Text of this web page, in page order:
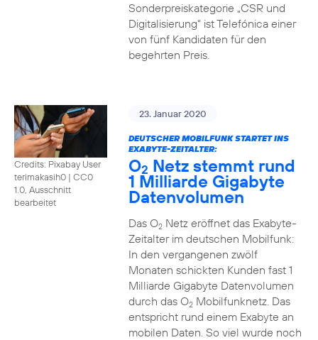
Sonderpreiskategorie „CSR und
Digitalisierung“ ist Telefónica einer
von fünf Kandidaten für den
begehrten Preis.
Credits: Pixabay User
terimakasih0 | CC0
1.0, Ausschnitt
bearbeitet
23. Januar 2020
DEUTSCHER MOBILFUNK STARTET INS
EXABYTE-ZEITALTER:
O2 Netz stemmt rund
1 Milliarde Gigabyte
Datenvolumen
Das O2Netz eröffnet das Exabyte-
Zeitalter im deutschen Mobilfunk:
In den vergangenen zwölf
Monaten schickten Kunden fast 1
Milliarde Gigabyte Datenvolumen
durch das O2Mobilfunknetz. Das
entspricht rund einem Exabyte an
mobilen Daten. So viel wurde noch